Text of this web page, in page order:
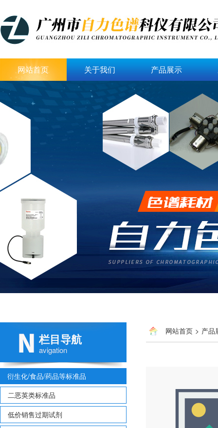
网站首页 关于我们 产品展示
栏目导航
avigation
衍生化/食品/药品等标准品
二恶英类标准品
低价销售过期试剂
网站首页 > 产品